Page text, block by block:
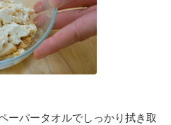
ーパータオルでしっかり拭き取